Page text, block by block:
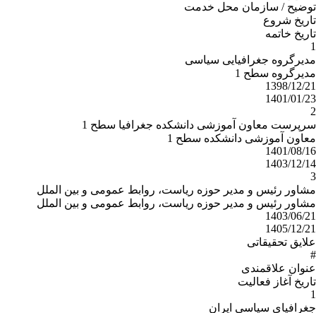
توضیح / سازمان محل خدمت
تاریخ شروع
تاریخ خاتمه
1
مدیرگروه جغرافیایی سیاسی
مدیرگروه سطح 1
1398/12/21
1401/01/23
2
سرپرست معاون آموزشی دانشکده جغرافیا سطح 1
معاون آموزشی دانشکده سطح 1
1401/08/16
1403/12/14
3
مشاور رئیس و مدیر حوزه ریاست، روابط عمومی و بین الملل
مشاور رئیس و مدیر حوزه ریاست، روابط عمومی و بین الملل
1403/06/21
1405/12/21
علایق تحقیقاتی
#
عنوان علاقمندى
تاریخ آغاز فعالیت
1
جغرافیای سیاسی ایران